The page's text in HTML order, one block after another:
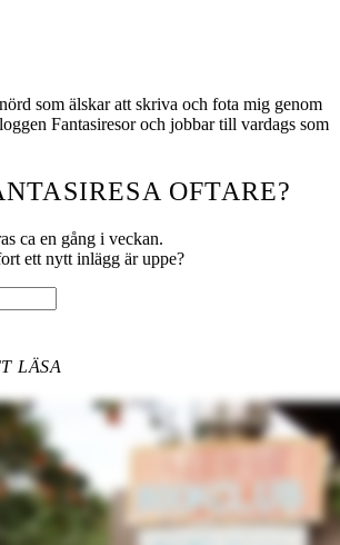
som älskar att skriva och fota mig genom
Fantasiresor och jobbar till vardags som
OFTARE?
ca en gång i veckan.
ett nytt inlägg är uppe?
LÄSA